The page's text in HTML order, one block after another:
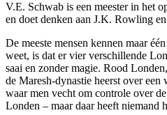
V.E. Schwab is een meester in het
en doet denken aan J.K. Rowling
De meeste mensen kennen maar
weet, is dat er vier verschillende
saai en zonder magie. Rood
de Maresh-dynastie heerst over
waar men vecht om controle over
Londen – maar daar heeft niemand